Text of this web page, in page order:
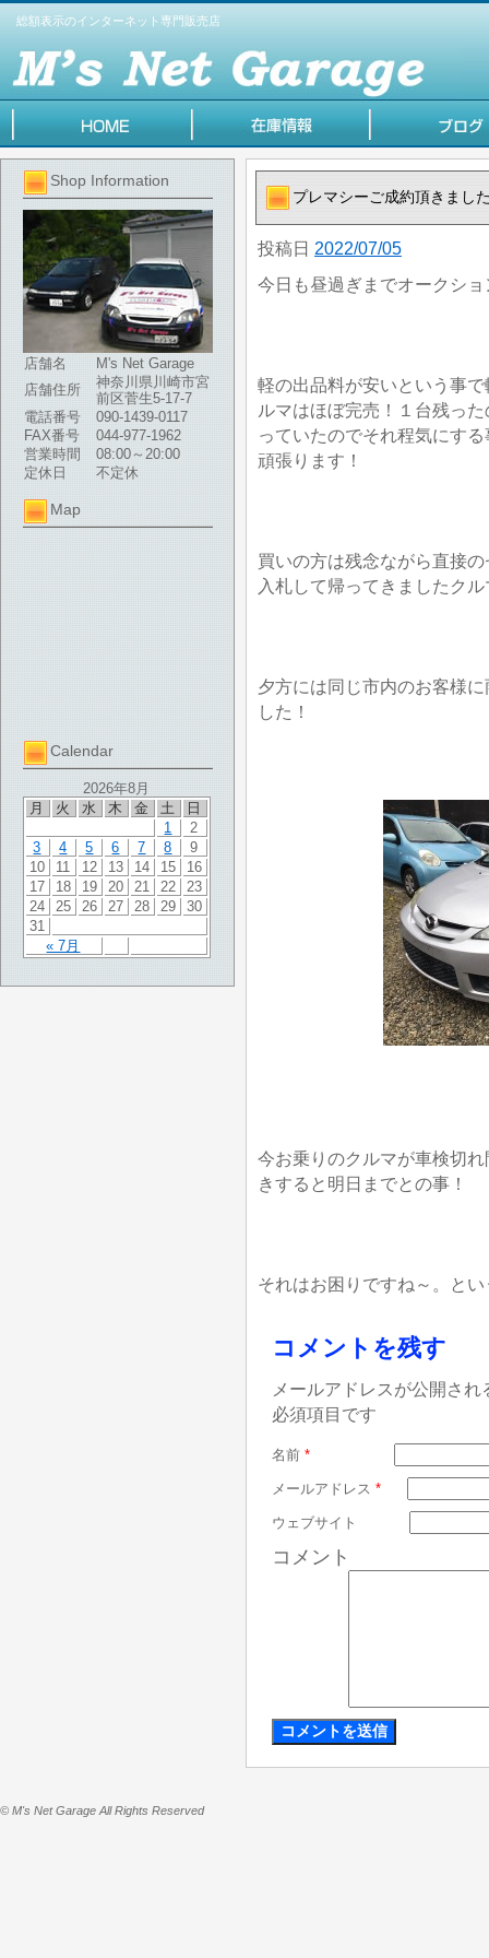
総額表示のインターネット専門販売店
Shop Information
店舗名
M's Net Garage
店舗住所
神奈川県川崎市宮
前区菅生5-17-7
電話番号
090-1439-0117
FAX番号
044-977-1962
営業時間
08:00～20:00
定休日
不定休
Map
Calendar
2026年8月
月
火 水 木 金 土 日
« 7月
1
2
3
4 5 6 7 8
9
10
11 12 13 14 15
16
17
18 19 20 21 22
23
24
25 26 27 28 29
30
31
プレマシーご成約頂きまし
投稿日 2022/07/05
今日も昼過ぎまでオークシ
軽の出品料が安いという事
ルマはほぼ完売！１台残っ
っていたのでそれ程気にす
頑張ります！
買いの方は残念ながら直接
入札して帰ってきましたク
夕方には同じ市内のお客様
した！
今お乗りのクルマが車検切
きすると明日までとの事！
それはお困りですね～。と
コメントを残す
メールアドレスが公開さ
必須項目です
名前 *
メールアドレス *
ウェブサイト
コメント
© M's Net Garage All Rights Reserved